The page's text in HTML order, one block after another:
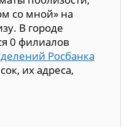
со мной» на
В городе
0 филиалов
Росбанка
их адреса,